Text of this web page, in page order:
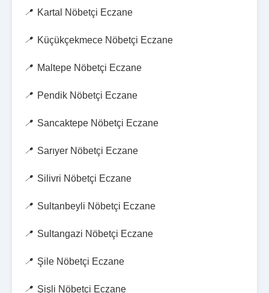
Kartal Nöbetçi Eczane
Küçükçekmece Nöbetçi Eczane
Maltepe Nöbetçi Eczane
Pendik Nöbetçi Eczane
Sancaktepe Nöbetçi Eczane
Sarıyer Nöbetçi Eczane
Silivri Nöbetçi Eczane
Sultanbeyli Nöbetçi Eczane
Sultangazi Nöbetçi Eczane
Şile Nöbetçi Eczane
Şişli Nöbetçi Eczane